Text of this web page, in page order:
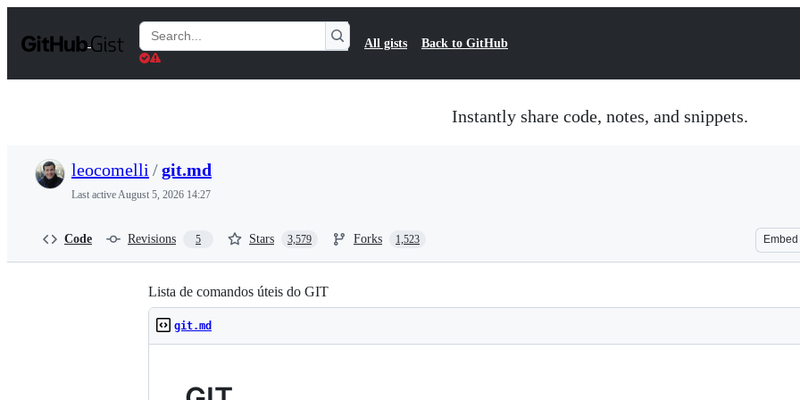
t
Search
Gists
All gists Back to GitHub
Instantly share code, notes, and snippets.
leocomelli /git.md
Last activeAugust 5, 2026 14:27
Code Revisions 5 Stars 3,579 Forks 1,523 Embed
Lista de comandos úteis do GIT
git.md